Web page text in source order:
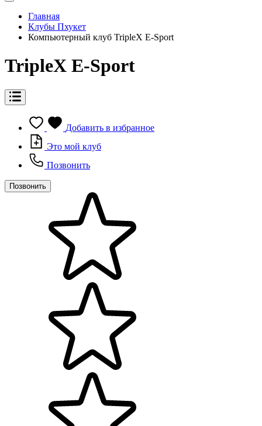
Главная
Клубы Пхукет
Компьютерный клуб TripleX E-Sport
TripleX E-Sport
Добавить в избранное
Это мой клуб
Позвонить
Позвонить